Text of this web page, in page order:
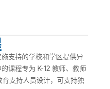
支持的学校和学区提供异
课程专为 K-12 教师、教师
支持人员设计，可支持独